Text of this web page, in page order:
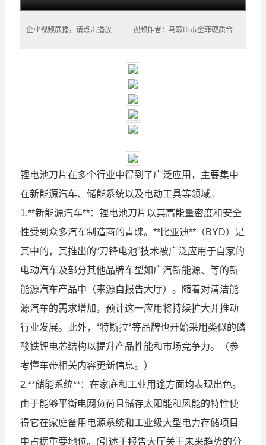
企业视频展播，请点击播放 视频作者：马鞍山市金菲硬质合金刀具有限公司
锂电池刀片在多个行业中得到了广泛应用，主要集中
在新能源汽车、储能系统以及电动工具等领域。
1.**新能源汽车**：锂电池刀片以其高能量密度和安全
性受到众多汽车制造商的青睐。**比亚迪**（BYD）是
其中的，其推出的“刀锋电池”技术被广泛应用于自家的
电动汽车及部分其他品牌车型如广汽新能源、等的新
能源汽车产品中（来源自报告大厅）。随着对清洁能
源汽车的需求增加，预计这一应用将持续扩大并推动
行业发展。此外，*特斯拉*等品牌也开始采用类似的磷
酸铁锂电芯结构以提升产品性能和市场竞争力。（参
考懂车帝相关内容更新信息。）
2.**储能系统**：在家庭和工业用途方面均表现出色。
由于能够平衡电网负荷且储存太阳能和风能的特性使
得它在家庭备用电源系统和工业级大型电力存储项目
中占据重要地位。(引述于报告大厅关于未来趋势的分